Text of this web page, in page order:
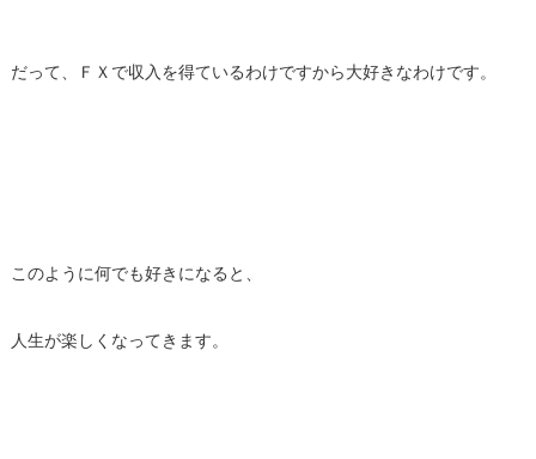
だって、ＦＸで収入を得ているわけですから大好きなわけです。
このように何でも好きになると、
人生が楽しくなってきます。